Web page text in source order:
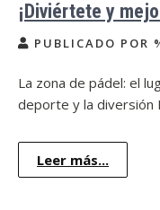
¡Diviértete y
PUBLICADO POR
La zona de pádel: el
deporte y la diversión
Leer más...